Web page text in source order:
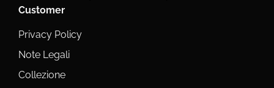
Customer
Privacy Policy
Note Legali
Collezione